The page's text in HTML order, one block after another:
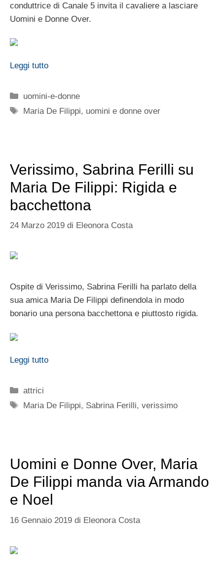
conduttrice di Canale 5 invita il cavaliere a lasciare
Uomini e Donne Over.
Leggi tutto
Categorie
uomini-e-donne
Tag
Maria De Filippi, uomini e donne over
Verissimo, Sabrina Ferilli su
Maria De Filippi: Rigida e
bacchettona
24 Marzo 2019 di Eleonora Costa
Ospite di Verissimo, Sabrina Ferilli ha parlato della
sua amica Maria De Filippi definendola in modo
bonario una persona bacchettona e piuttosto rigida.
Leggi tutto
Categorie
attrici
Tag
Maria De Filippi, Sabrina Ferilli,verissimo
Uomini e Donne Over, Maria
De Filippi manda via Armando
e Noel
16 Gennaio 2019 di Eleonora Costa